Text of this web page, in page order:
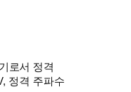
로서 정격
정격 주파수